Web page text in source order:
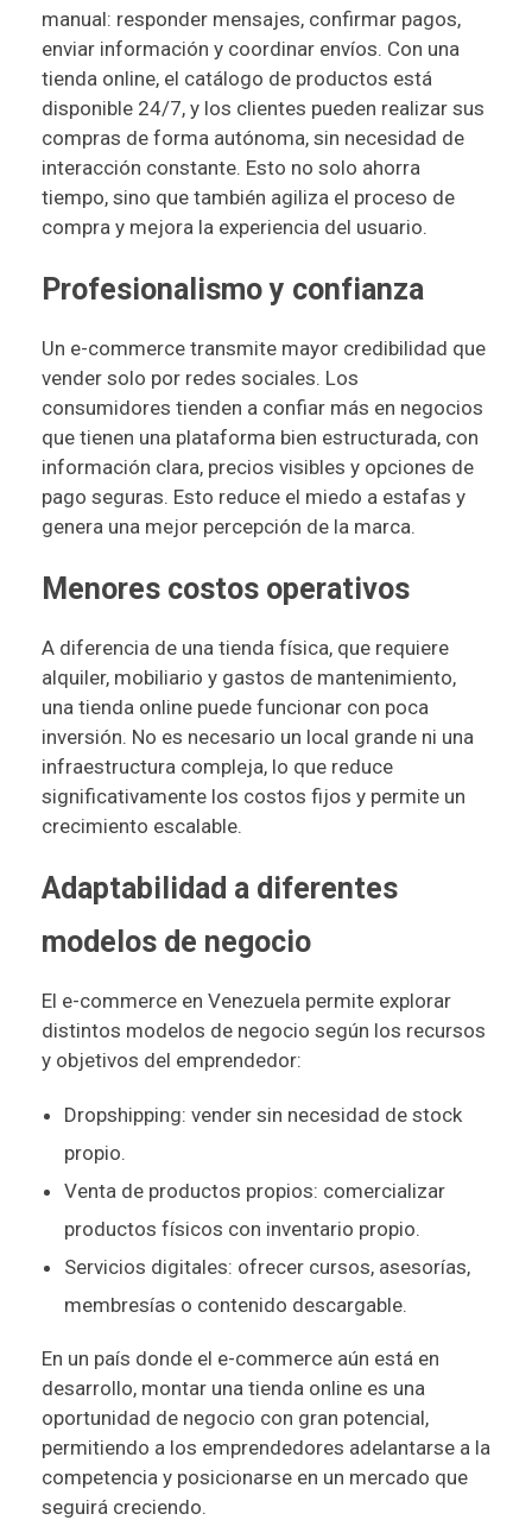
manual: responder mensajes, confirmar pagos,
enviar información y coordinar envíos. Con una
tienda online, el catálogo de productos está
disponible 24/7, y los clientes pueden realizar sus
compras de forma autónoma, sin necesidad de
interacción constante. Esto no solo ahorra
tiempo, sino que también agiliza el proceso de
compra y mejora la experiencia del usuario.
Profesionalismo y confianza
Un e-commerce transmite mayor credibilidad que
vender solo por redes sociales. Los
consumidores tienden a confiar más en negocios
que tienen una plataforma bien estructurada, con
información clara, precios visibles y opciones de
pago seguras. Esto reduce el miedo a estafas y
genera una mejor percepción de la marca.
Menores costos operativos
A diferencia de una tienda física, que requiere
alquiler, mobiliario y gastos de mantenimiento,
una tienda online puede funcionar con poca
inversión. No es necesario un local grande ni una
infraestructura compleja, lo que reduce
significativamente los costos fijos y permite un
crecimiento escalable.
Adaptabilidad a diferentes
modelos de negocio
El e-commerce en Venezuela permite explorar
distintos modelos de negocio según los recursos
y objetivos del emprendedor:
Dropshipping: vender sin necesidad de stock
propio.
Venta de productos propios: comercializar
productos físicos con inventario propio.
Servicios digitales: ofrecer cursos, asesorías,
membresías o contenido descargable.
En un país donde el e-commerce aún está en
desarrollo, montar una tienda online es una
oportunidad de negocio con gran potencial,
permitiendo a los emprendedores adelantarse a la
competencia y posicionarse en un mercado que
seguirá creciendo.